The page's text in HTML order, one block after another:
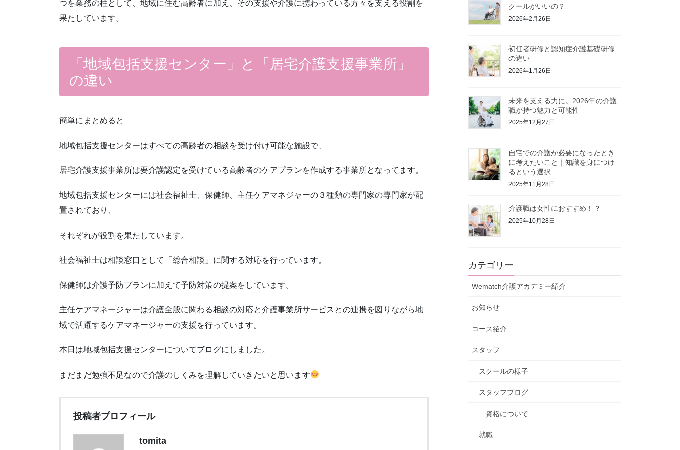
つを業務の柱として、地域に住む高齢者に加え、その支援や介護に携わっている方々を支える役割を
果たしています。
「地域包括支援センター」と「居宅介護支援事業所」
の違い
簡単にまとめると
地域包括支援センターはすべての高齢者の相談を受け付け可能な施設で、
居宅介護支援事業所は要介護認定を受けている高齢者のケアプランを作成する事業所となってます。
地域包括支援センターには社会福祉士、保健師、主任ケアマネジャーの３種類の専門家の専門家が配
置されており、
それぞれが役割を果たしています。
社会福祉士は相談窓口として「総合相談」に関する対応を行っています。
保健師は介護予防プランに加えて予防対策の提案をしています。
主任ケアマネージャーは介護全般に関わる相談の対応と介護事業所サービスとの連携を図りながら地
域で活躍するケアマネージャーの支援を行っています。
本日は地域包括支援センターについてブログにしました。
まだまだ勉強不足なので介護のしくみを理解していきたいと思います
投稿者プロフィール
tomita
クールがいいの？
2026年2月26日
初任者研修と認知症介護基礎研修
の違い
2026年1月26日
未来を支える力に。2026年の介護
職が持つ魅力と可能性
2025年12月27日
自宅での介護が必要になったとき
に考えたいこと｜知識を身につけ
るという選択
2025年11月28日
介護職は女性におすすめ！？
2025年10月28日
カテゴリー
Wematch介護アカデミー紹介
お知らせ
コース紹介
スタッフ
スクールの様子
スタッフブログ
資格について
就職